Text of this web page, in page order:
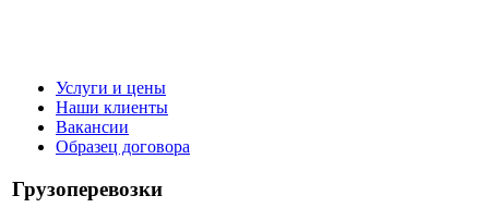
Услуги и цены
Наши клиенты
Вакансии
Образец договора
Грузоперевозки